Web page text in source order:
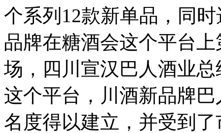
个系列12款新单品，同
品牌在糖酒会这个平台
场，四川宣汉巴人酒业
这个平台，川酒新品牌
名度得以建立，并受到